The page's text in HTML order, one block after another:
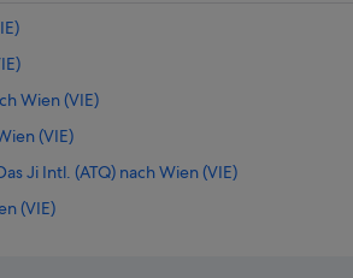
Wien (VIE)
(VIE)
Ji Intl. (ATQ) nach Wien (VIE)
(VIE)